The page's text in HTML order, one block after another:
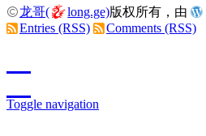
龙哥( long.ge)版权所有，由
Entries (RSS)
Comments (RSS)
Toggle navigation